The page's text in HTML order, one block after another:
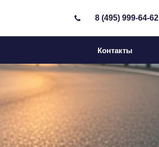
8 (495) 999-64-62
Контакты